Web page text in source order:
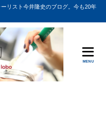
リスト今井隆史のブログ。今も20年
MENU